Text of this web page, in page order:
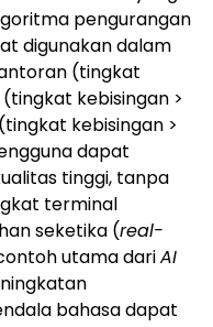
pengurangan
digunakan dalam
(tingkat
kebisingan >
kebisingan >
dapat
tinggi, tanpa
terminal
seketika (real-
utama dariAI
bahasa dapat